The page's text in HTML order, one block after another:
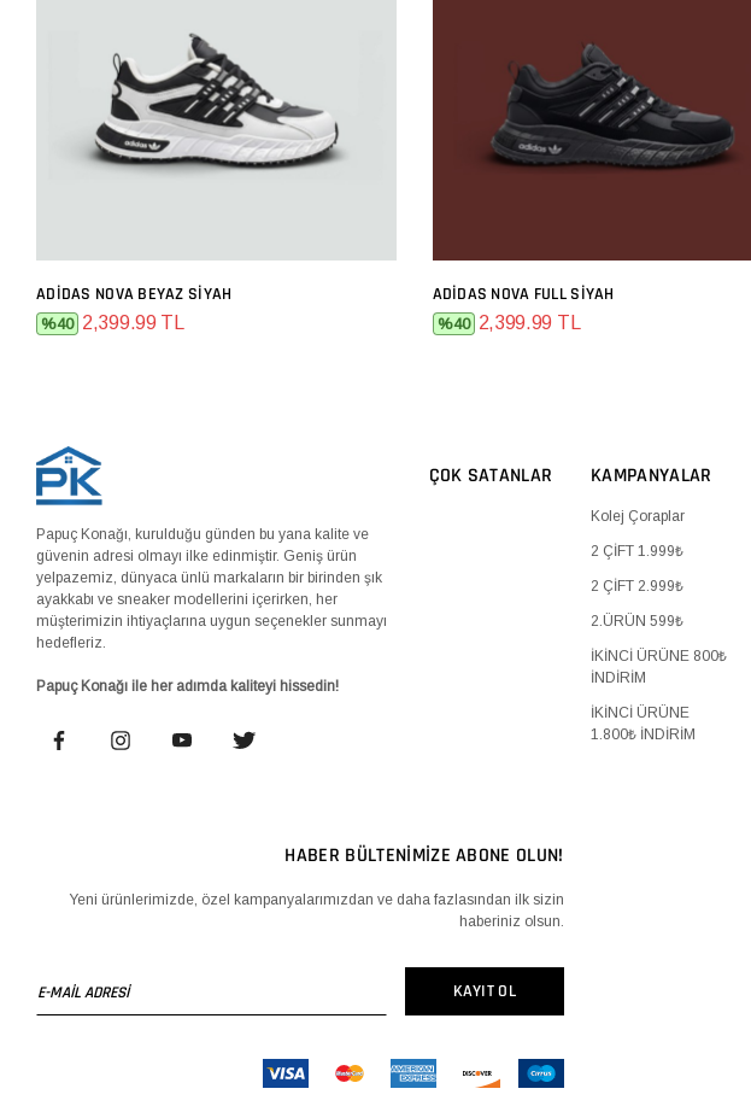
SEPETE EKLE
ADIDAS NOVA BEYAZ SIYAH
%40 2,399.99 TL
SEPETE EKLE
ADIDAS NOVA FULL SIYAH
%40 2,399.99 TL
Papuç Konağı, kurulduğu günden bu yana kalite ve
güvenin adresi olmayı ilke edinmiştir. Geniş ürün
yelpazemiz, dünyaca ünlü markaların bir birinden şık
ayakkabı ve sneaker modellerini içerirken, her
müşterimizin ihtiyaçlarına uygun seçenekler sunmayı
hedefleriz.
Papuç Konağı ile her adımda kaliteyi hissedin!
ÇOK SATANLAR KAMPANYALAR
Kolej Çoraplar
2 ÇİFT 1.999₺
2 ÇİFT 2.999₺
2.ÜRÜN 599₺
İKİNCİ ÜRÜNE 800₺
İNDİRİM
İKİNCİ ÜRÜNE
1.800₺ İNDİRİM
HABER BÜLTENİMİZE ABONE OLUN!
Yeni ürünlerimizde, özel kampanyalarımızdan ve daha fazlasından ilk sizin
haberiniz olsun.
MAİL
KAYIT OL